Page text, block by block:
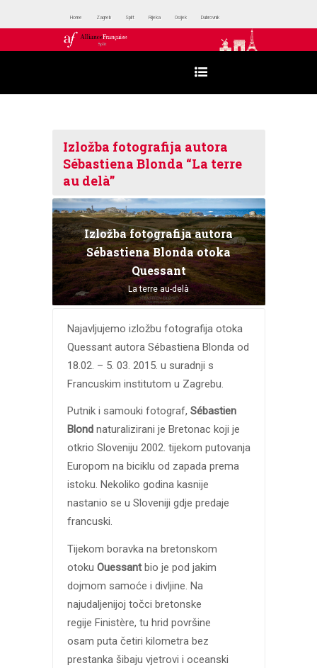
Home Zagreb Split Rijeka Osijek Dubrovnik
Izložba fotografija autora
Sébastiena Blonda “La terre
au delà”
Izložba fotografija autora
Sébastiena Blonda otoka
Quessant
La terre au-delà
Najavljujemo izložbu fotografija otoka
Quessant autora Sébastiena Blonda od
18.02. – 5. 03. 2015. u suradnji s
Francuskim institutom u Zagrebu.
Putnik i samouki fotograf, Sébastien
Blondnaturalizirani je Bretonac koji je
otkrio Sloveniju 2002. tijekom putovanja
Europom na biciklu od zapada prema
istoku. Nekoliko godina kasnije
nastanio se u Sloveniji gdje predaje
francuski.
Tijekom boravka na bretonskom
otoku Ouessantbio je pod jakim
dojmom samoće i divljine. Na
najudaljenijoj točci bretonske
regije Finistère, tu hrid površine
osam puta četiri kilometra bez
prestanka šibaju vjetrovi i oceanski